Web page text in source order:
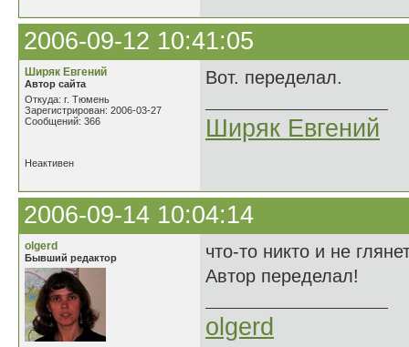
2006-09-12 10:41:05
Ширяк Евгений
Автор сайта
Откуда: г. Тюмень
Зарегистрирован: 2006-03-27
Сообщений: 366
Вот. переделал.
Ширяк Евгений
Неактивен
2006-09-14 10:04:14
olgerd
Бывший редактор
что-то никто и не
Автор переделал!
olgerd